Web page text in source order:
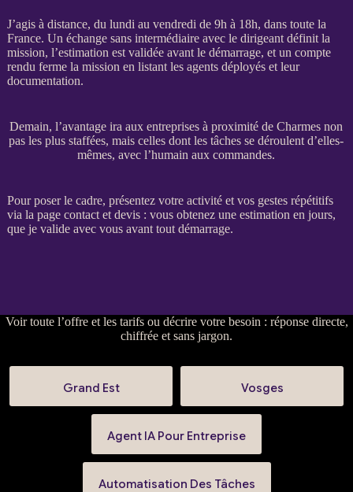
J’agis à distance, du lundi au vendredi de 9h à 18h, dans toute la
France. Un échange sans intermédiaire avec le dirigeant définit la
mission, l’estimation est validée avant le démarrage, et un compte
rendu ferme la mission en listant les agentsdéployés et leur
documentation.
Demain, l’avantage ira aux entreprises à proximité de Charmes non
pas les plus staffées, mais celles dont les tâches se déroulent d’elles-
mêmes, avec l’humain aux commandes.
Pour poser le cadre, présentez votre activité et vos gestes répétitifs
via la page contact et devis: vous obtenez une estimation en jours,
que je valide avec vous avant tout démarrage.
Voirtoute l’offre et les tarifsou décrire votre besoin : réponse directe,
chiffrée et sans jargon.
Grand Est Vosges
Agent IA Pour Entreprise
Automatisation Des Tâches